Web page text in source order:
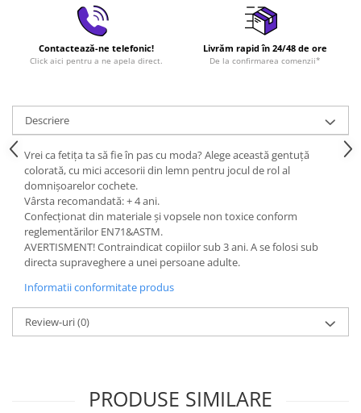
Contactează-ne telefonic!
Click aici pentru a ne apela direct.
Livrăm rapid în 24/48 de ore
De la confirmarea comenzii*
Descriere
Vrei ca fetița ta să fie în pas cu moda? Alege această gentuță
colorată, cu mici accesorii din lemn pentru jocul de rol al
domnișoarelor cochete.
Vârsta recomandată: + 4 ani.
Confecționat din materiale și vopsele non toxice conform
reglementărilor EN71&ASTM.
AVERTISMENT! Contraindicat copiilor sub 3 ani. A se folosi sub
directa supraveghere a unei persoane adulte.
Informatii conformitate produs
Review-uri(0)
PRODUSE SIMILARE